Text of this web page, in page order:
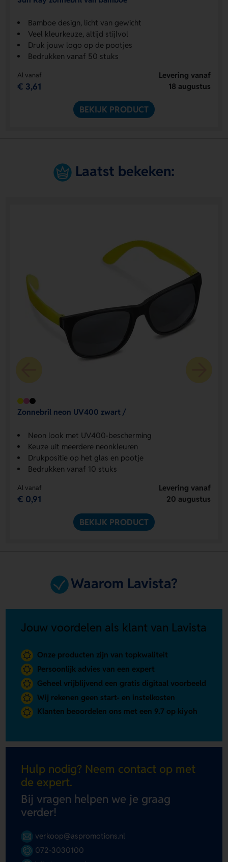
Bamboe design, licht van gewicht
Veel kleurkeuze, altijd stijlvol
Druk jouw logo op de pootjes
Bedrukken vanaf 50 stuks
Al vanaf
€ 3,61
Levering vanaf
18 augustus
BEKIJK PRODUCT
Laatst bekeken:
Zonnebril neon UV400 zwart /
Neon look met UV400-bescherming
Keuze uit meerdere neonkleuren
Drukpositie op het glas en pootje
Bedrukken vanaf 10 stuks
Al vanaf
€ 0,91
Levering vanaf
20 augustus
BEKIJK PRODUCT
Waarom Lavista?
Jouw voordelen als klant van Lavista
Onze producten zijn van topkwaliteit
Persoonlijk advies van een expert
Geheel vrijblijvend een gratis digitaal voorbeeld
Wij rekenen geen start- en instelkosten
Klanten beoordelen ons met een 9.7 op kiyoh
Hulp nodig? Neem contact op met
de expert.
Bij vragen helpen we je graag
verder!
verkoop@aspromotions.nl
072-3030100